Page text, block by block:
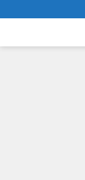
ke